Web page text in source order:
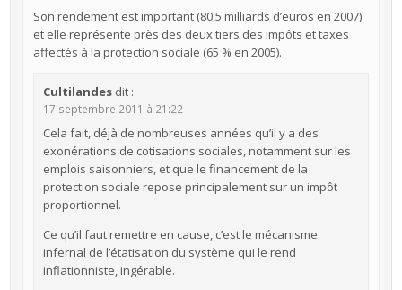
Son rendement est important (80,5 milliards d’euros en 2007)
et elle représente près des deux tiers des impôts et taxes
affectés à la protection sociale (65 % en 2005).
Cultilandes dit :
17 septembre 2011 à 21:22
Cela fait, déjà de nombreuses années qu’il y a des
exonérations de cotisations sociales, notamment sur les
emplois saisonniers, et que le financement de la
protection sociale repose principalement sur un impôt
proportionnel.
Ce qu’il faut remettre en cause, c’est le mécanisme
infernal de l’étatisation du système qui le rend
inflationniste, ingérable.